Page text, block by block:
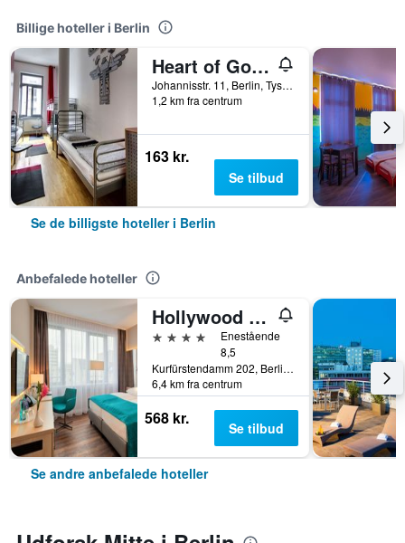
Billige hoteller i Berlin
Heart of Gold Hostel & Capsules Berlin
Johannisstr. 11, Berlin, Tyskland
1,2 km fra centrum
163 kr.
Se tilbud
Se de billigste hoteller i Berlin
Anbefalede hoteller
Hollywood Media Hotel
4 stjerner
Enestående
8,5
Kurfürstendamm 202, Berlin, Tyskland
6,4 km fra centrum
568 kr. Se tilbud
Se andre anbefalede hoteller